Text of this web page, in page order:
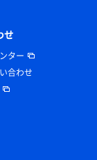
せ
ター
合わせ